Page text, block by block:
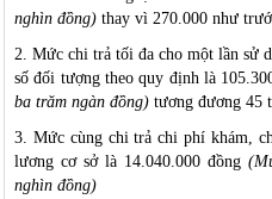
nghìn đồng) thay vì 270.000 như
2. Mức chi trả tối đa cho một lần sử
số đối tượng theo quy định là
ba trăm ngàn đồng) tương đương 45
3. Mức cùng chi trả chi phí khám,
lương cơ sở là 14.040.000 đồng
nghìn đồng)